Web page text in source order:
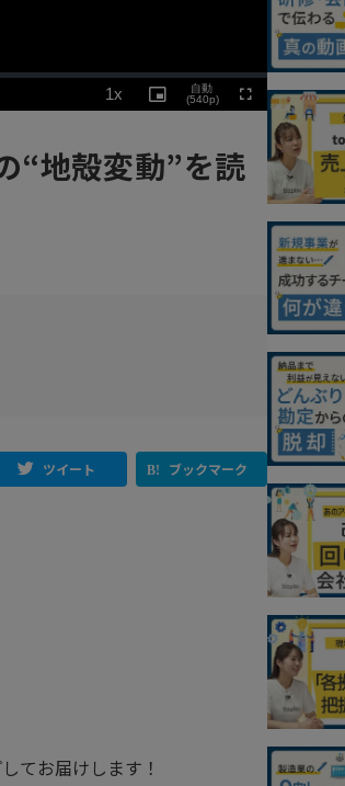
1x
Rate
Picture-
in-
自動
(540p)
Fullscreen
“地殻変動”を読
ツイート ブックマーク
てお届けします！